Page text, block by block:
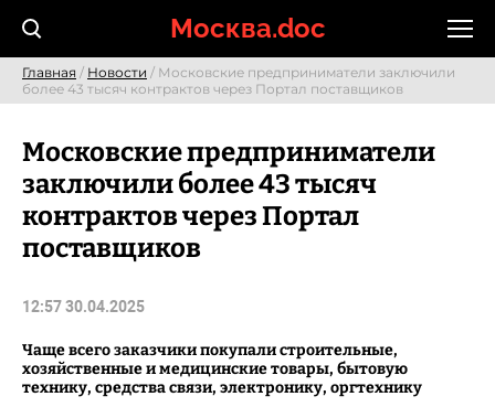
Москва.doc
Главная / Новости / Московские предприниматели заключили
более 43 тысяч контрактов через Портал поставщиков
Московские предприниматели
заключили более 43 тысяч
контрактов через Портал
поставщиков
12:57 30.04.2025
Чаще всего заказчики покупали строительные,
хозяйственные и медицинские товары, бытовую
технику, средства связи, электронику, оргтехнику